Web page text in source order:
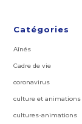
Catégories
Aînés
Cadre de vie
coronavirus
culture et animations
cultures-animations